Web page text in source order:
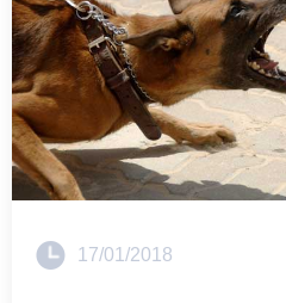
17/01/2018